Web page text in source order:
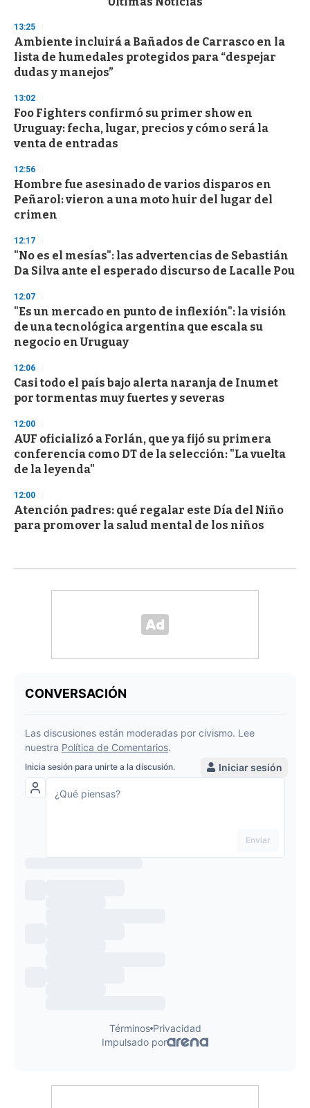
d
s
o
f
3
s
e
c
o
n
13:25
Ambiente incluirá a Bañados de Carrasco en la
lista de humedales protegidos para “despejar
dudas y manejos”
13:02
Foo Fighters confirmó su primer show en
Uruguay: fecha, lugar, precios y cómo será la
venta de entradas
12:56
Hombre fue asesinado de varios disparos en
Peñarol: vieron a una moto huir del lugar del
crimen
12:17
"No es el mesías": las advertencias de Sebastián
Da Silva ante el esperado discurso de Lacalle Pou
12:07
"Es un mercado en punto de inflexión": la visión
de una tecnológica argentina que escala su
negocio en Uruguay
12:06
Casi todo el país bajo alerta naranja de Inumet
por tormentas muy fuertes y severas
12:00
AUF oficializó a Forlán, que ya fijó su primera
conferencia como DT de la selección: "La vuelta
de la leyenda"
12:00
Atención padres: qué regalar este Día del Niño
para promover la salud mental de los niños